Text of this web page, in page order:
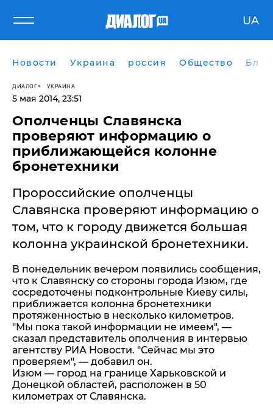
UA
Новости Украина россия Общество
ДИАЛОГ УКРАИНА
5 мая 2014, 23:51
Ополченцы Славянска
проверяют информацию о
приближающейся колонне
бронетехники
Пророссийские ополченцы
Славянска проверяют информацию о
том, что к городу движется большая
колонна украинской бронетехники.
В понедельник вечером появились сообщения,
что к Славянску со стороны города Изюм, где
сосредоточены подконтрольные Киеву силы,
приближается колонна бронетехники
протяженностью в несколько километров.
"Мы пока такой информации не имеем", —
сказал представитель ополчения в интервью
агентству РИА Новости. "Сейчас мы это
проверяем", — добавил он.
Изюм — город на границе Харьковской и
Донецкой областей, расположен в 50
километрах от Славянска.